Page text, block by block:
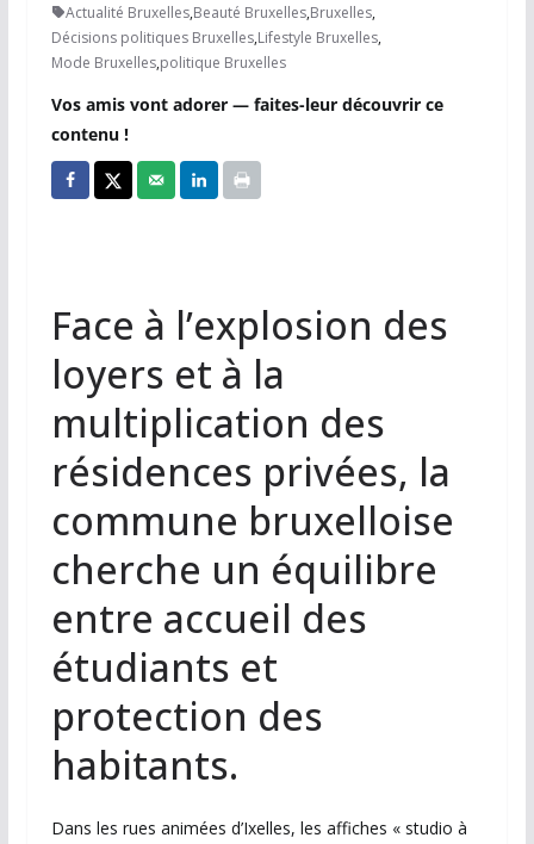
Actualité Bruxelles,Beauté Bruxelles,Bruxelles,
Décisions politiques Bruxelles,Lifestyle Bruxelles,
Mode Bruxelles,politique Bruxelles
Vos amis vont adorer — faites-leur découvrir ce
contenu !
Face à l’explosion des
loyers et à la
multiplication des
résidences privées, la
commune bruxelloise
cherche un équilibre
entre accueil des
étudiants et
protection des
habitants.
Dans les rues animées d’Ixelles, les affiches « studio à